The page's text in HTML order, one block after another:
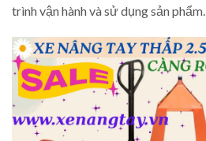
trình vận hành và sử dụng sản phẩm.